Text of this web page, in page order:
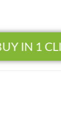
1 CLICK